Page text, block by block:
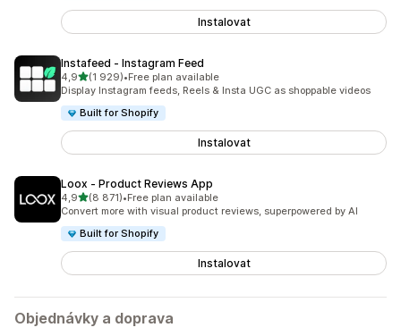
Instalovat
Instafeed ‑ Instagram Feed
4,9z 5 hvězd
(1 929)
Celkový počet recenzí: 1929
•Free plan available
Display Instagram feeds, Reels & Insta UGC as shoppable videos
Built for Shopify
Instalovat
Loox ‑ Product Reviews App
4,9z 5 hvězd
(8 871)
Celkový počet recenzí: 8871
•Free plan available
Convert more with visual product reviews, superpowered by AI
Built for Shopify
Instalovat
Objednávky a doprava